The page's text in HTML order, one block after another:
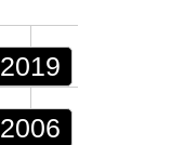
2019
2006